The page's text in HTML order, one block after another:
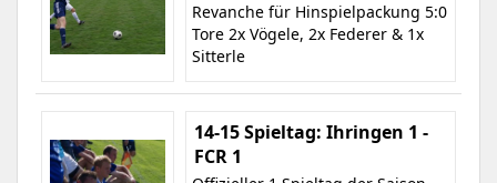
Revanche für Hinspielpackung 5:0
Tore 2x Vögele, 2x Federer & 1x
Sitterle
14-15 Spieltag: Ihringen 1 -
FCR 1